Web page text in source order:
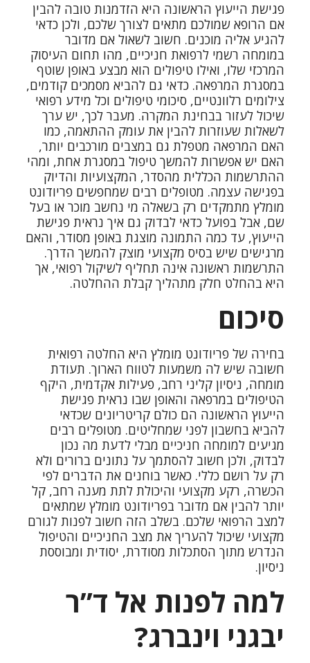
פגישת הייעוץ הראשונה היא הזדמנות טובה להבין
אם הרופא שמולכם מתאים לצורך שלכם, ולכן כדאי
להגיע אליה מוכנים. חשוב לשאול אם מדובר
במומחה רשמי לרפואת חניכיים, מהו תחום העיסוק
המרכזי שלו, ואילו טיפולים הוא מבצע באופן שוטף
במסגרת המרפאה. כדאי גם להביא מסמכים קודמים,
צילומים רלוונטיים, סיכומי טיפולים וכל מידע רפואי
שיכול לעזור בבחינת המקרה. מעבר לכך, יש ערך
לשאלות שעוזרות להבין את עומק ההתאמה, כמו
האם המרפאה מטפלת גם במצבים מורכבים יותר,
האם יש אפשרות להמשך טיפול במסגרת אחת, ומהי
ההתרשמות הכללית מהסדר, המקצועיות והדיוק
בפגישה עצמה. מטופלים רבים שמחפשים פריודונט
מומלץ מתמקדים רק בשאלה מי נחשב מוכר או בעל
שם, אבל בפועל כדאי לבדוק גם איך נראית פגישת
הייעוץ, עד כמה התמונה מוצגת באופן מסודר, והאם
מרגישים שיש בסיס מקצועי מוצק להמשך הדרך.
התרשמות ראשונה אינה תחליף לשיקול רפואי, אך
היא בהחלט חלק מתהליך קבלת ההחלטה.
סיכום
בחירה של פריודונט מומלץהיא החלטה רפואית
חשובה שיש לה משמעות לטווח הארוך. תעודת
מומחה, ניסיון קליני רחב, פעילות אקדמית, היקף
הטיפולים במרפאה והאופן שבו נראית פגישת
הייעוץ הראשונה הם כולם קריטריונים שכדאי
להביא בחשבון לפני שמחליטים. מטופלים רבים
מגיעים למומחה חניכיים מבלי לדעת מה נכון
לבדוק, ולכן חשוב להסתמך על נתונים ברורים ולא
רק על רושם כללי. כאשר בוחנים את הדברים לפי
הכשרה, רקע מקצועי והיכולת לתת מענה רחב, קל
יותר להבין אם מדובר בפריודונט מומלץ שמתאים
למצב הרפואי שלכם. בשלב הזה חשוב לפנות לגורם
מקצועי שיכול להעריך את מצב החניכיים והטיפול
הנדרש מתוך הסתכלות מסודרת, יסודית ומבוססת
ניסיון.
למה לפנות אל ד”ר
יבגני וינברג?